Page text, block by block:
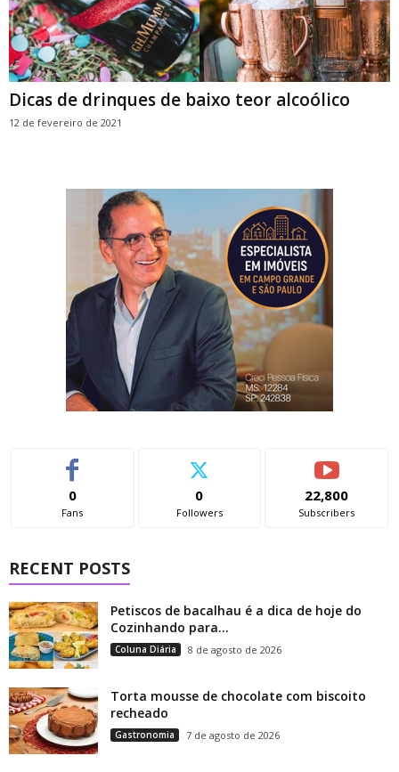
Dicas de drinques de baixo teor alcoólico
12 de fevereiro de 2021
0
Fans
0
Followers
22,800
Subscribers
RECENT POSTS
Petiscos de bacalhau é a dica de hoje do
Cozinhando para...
Coluna Diária 8 de agosto de 2026
Torta mousse de chocolate com biscoito
recheado
Gastronomia 7 de agosto de 2026